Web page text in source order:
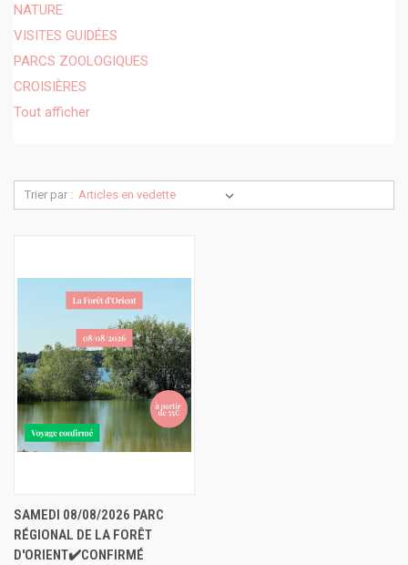
NATURE
VISITES GUIDÉES
PARCS ZOOLOGIQUES
CROISIÈRES
Tout afficher
Trier par :
SAMEDI 08/08/2026 PARC
RÉGIONAL DE LA FORÊT
D'ORIENT✔️CONFIRMÉ